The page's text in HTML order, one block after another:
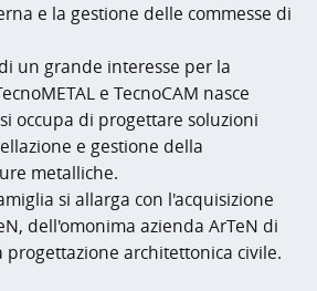
e la gestione delle commesse di
un grande interesse per la
e TecnoCAM nasce
occupa di progettare soluzioni
e gestione della
metalliche.
si allarga con l'acquisizione
dell'omonima azienda ArTeN di
progettazione architettonica civile.